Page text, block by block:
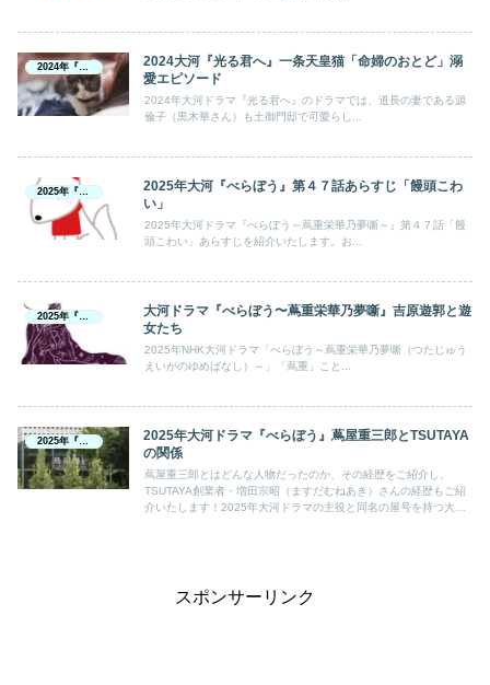
2024年『光る君へ』
2024大河『光る君へ』一条天皇猫「命婦のおとど」溺
愛エピソード
2024年大河ドラマ『光る君へ』のドラマでは、道長の妻である源
倫子（黒木華さん）も土御門邸で可愛らし...
2025年『べらぼう』
2025年大河『べらぼう』第４７話あらすじ「饅頭こわ
い」
2025年大河ドラマ『べらぼう～蔦重栄華乃夢噺～』第４７話「饅
頭こわい」あらすじを紹介いたします。お...
2025年『べらぼう』
大河ドラマ『べらぼう〜蔦重栄華乃夢噺』吉原遊郭と遊
女たち
2025年NHK大河ドラマ「べらぼう～蔦重栄華乃夢噺（つたじゅう
えいがのゆめばなし）～」「蔦重」こと...
2025年『べらぼう』
2025年大河ドラマ『べらぼう』蔦屋重三郎とTSUTAYA
の関係
蔦屋重三郎とはどんな人物だったのか、その経歴をご紹介し、
TSUTAYA創業者・増田宗昭（ますだむねあき）さんの経歴もご紹
介いたします！2025年大河ドラマの主役と同名の屋号を持つ大企
スポンサーリンク